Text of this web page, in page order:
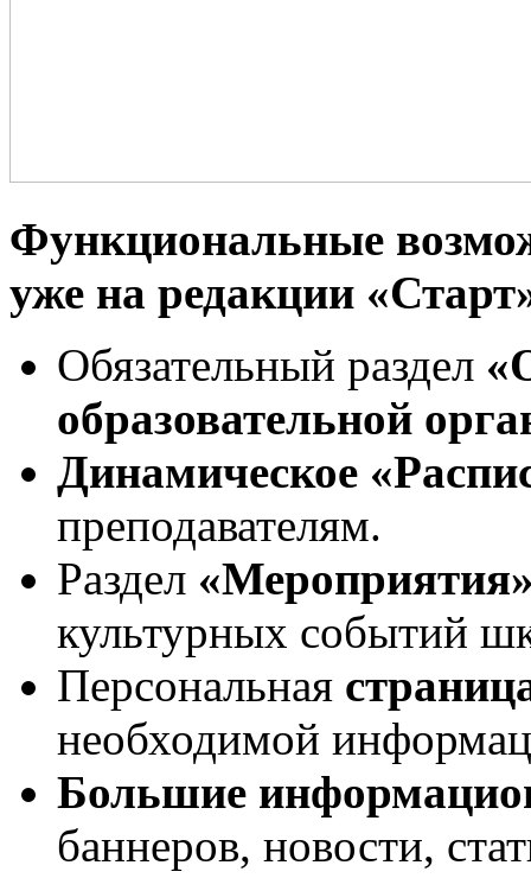
Функциональные
уже на редакции
Обязательный раздел
образовательной
Динамическое
преподавателям.
Раздел
культурных событий
Персональная
необходимой
Большие
баннеров, новости,